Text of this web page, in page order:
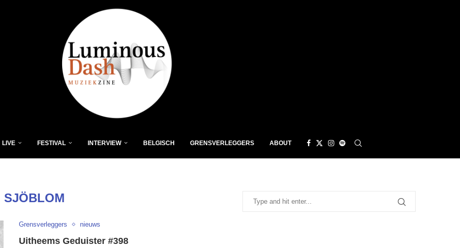
LIVE FESTIVAL INTERVIEW BELGISCH GRENSVERLEGGERS ABOUT
SJÖBLOM
Grensverleggers nieuws
Uitheems Geduister #398